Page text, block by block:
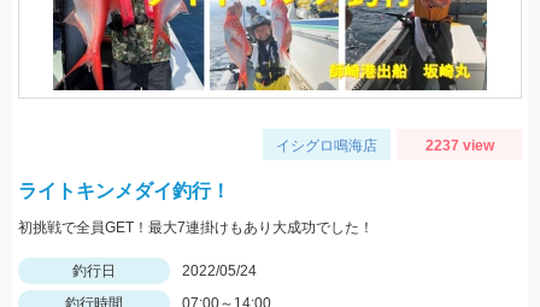
イシグロ鳴海店 2237 view
ライトキンメダイ釣行！
初挑戦で全員GET！最大7連掛けもあり大成功でした！
釣行日
2022/05/24
釣行時間
07:00～14:00